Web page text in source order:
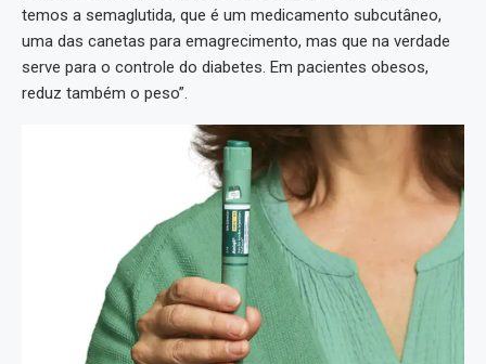
temos a semaglutida, que é um medicamento subcutâneo,
uma das canetas para emagrecimento, mas que na verdade
serve para o controle do diabetes. Em pacientes obesos,
reduz também o peso”.